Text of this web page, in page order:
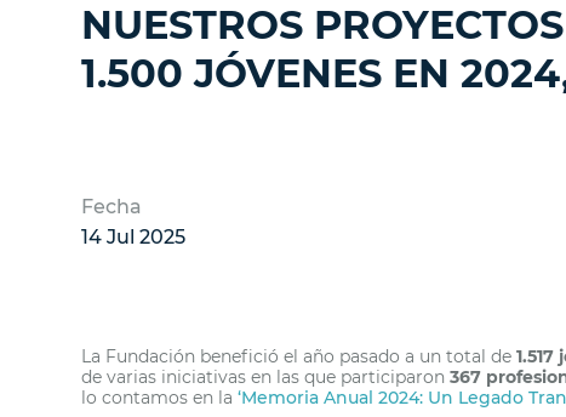
NUESTROS
1.500 JÓVENES EN
Fecha
14 Jul 2025
La Fundación benefició el año pasado a un total de1.517
de varias iniciativas en las que participaron367
lo contamos en la‘Memoria Anual 2024: Un Legado